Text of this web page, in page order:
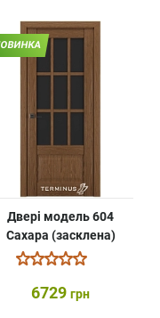
Двері модель 604
Сахара (засклена)
6729 грн